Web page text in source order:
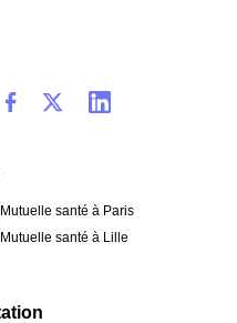
Mutuelle santé à Paris
Mutuelle santé à Lille